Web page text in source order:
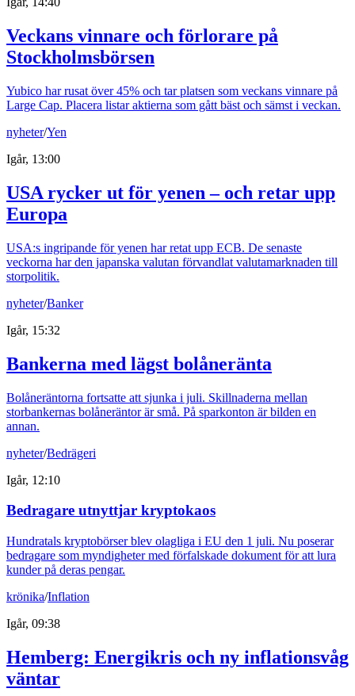
Veckans vinnare och förlorare på
Stockholmsbörsen
Yubico har rusat över 45% och tar platsen som veckans vinnare på
Large Cap. Placera listar aktierna som gått bäst och sämst i veckan.
nyheter/Yen
Igår, 13:00
USA rycker ut för yenen – och retar upp
Europa
USA:s ingripande för yenen har retat upp ECB. De senaste
veckorna har den japanska valutan förvandlat valutamarknaden till
storpolitik.
nyheter/Banker
Igår, 15:32
Bankerna med lägst bolåneränta
Bolåneräntorna fortsatte att sjunka i juli. Skillnaderna mellan
storbankernas bolåneräntor är små. På sparkonton är bilden en
annan.
nyheter/Bedrägeri
Igår, 12:10
Bedragare utnyttjar kryptokaos
Hundratals kryptobörser blev olagliga i EU den 1 juli. Nu poserar
bedragare som myndigheter med förfalskade dokument för att lura
kunder på deras pengar.
krönika/Inflation
Igår, 09:38
Hemberg: Energikris och ny inflationsvåg
väntar